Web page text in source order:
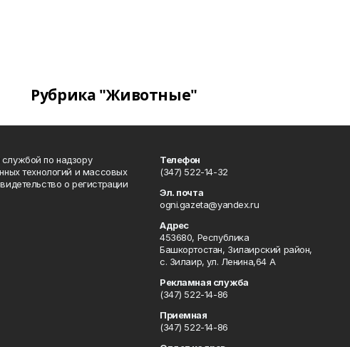
Рубрика "Животные"
по надзору
технологий и массовых
о регистрации
Телефон
(347) 522-14-32
Эл. почта
ogni.gazeta@yandex.ru
Адрес
453680, Республика
Башкортостан, Зилаирский район,
с. Зилаир, ул. Ленина,64 А
Рекламная служба
(347) 522-14-86
Приемная
(347) 522-14-86